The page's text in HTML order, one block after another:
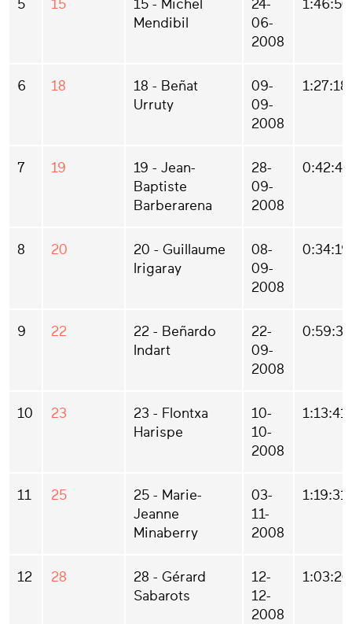
5 15
15 - Michel
Mendibil
24-
06-
2008
1:46:50
6 18
18 - Beñat
Urruty
09-
09-
2008
1:27:18
7 19
19 - Jean-
Baptiste
Barberarena
28-
09-
2008
0:42:48
8 20
20 - Guillaume
Irigaray
08-
09-
2008
0:34:19
9 22
22 - Beñardo
Indart
22-
09-
2008
0:59:33
10 23
23 - Flontxa
Harispe
10-
10-
2008
1:13:41
11 25
25 - Marie-
Jeanne
Minaberry
03-
11-
2008
1:19:31
12 28
28 - Gérard
Sabarots
12-
12-
2008
1:03:20